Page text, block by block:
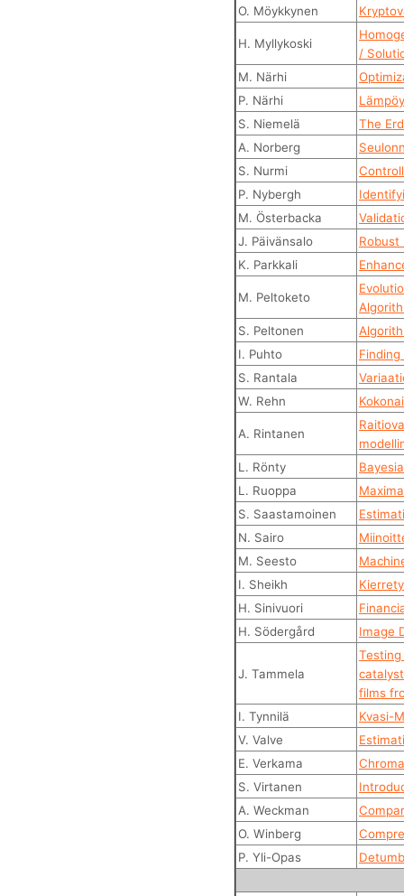
O. Möykkynen
H. Myllykoski
/
M. Närhi
P. Närhi
S. Niemelä
The
A. Norberg
S. Nurmi
P. Nybergh
M. Österbacka
J. Päivänsalo
Robust
K. Parkkali
M. Peltoketo
S. Peltonen
I. Puhto
S. Rantala
W. Rehn
A. Rintanen
L. Rönty
L. Ruoppa
S. Saastamoinen
N. Sairo
M. Seesto
I. Sheikh
H. Sinivuori
H. Södergård
Image
J. Tammela
films
I. Tynnilä
Kvasi-
V. Valve
E. Verkama
S. Virtanen
A. Weckman
O. Winberg
P. Yli-Opas